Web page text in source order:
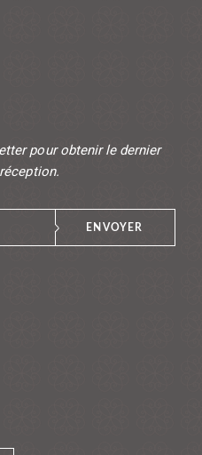
pour obtenir le dernier
ENVOYER